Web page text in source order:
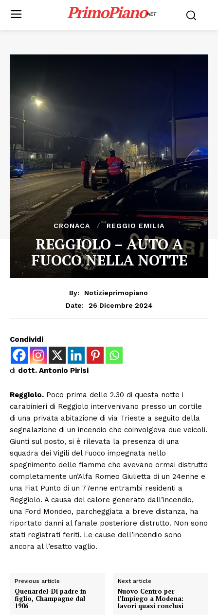
PrimoPianoNET
CRONACA REGGIO EMILIA
REGGIOLO – AUTO A
FUOCO NELLA NOTTE
By:
Notizieprimopiano
Date:
26 Dicembre 2024
Condividi
di dott. Antonio Pirisi
Reggiolo. Poco prima delle 2.30 di questa notte i
carabinieri di Reggiolo intervenivano presso un cortile
di una privata abitazione di via Trieste a seguito della
segnalazione di un incendio che coinvolgeva due veicoli.
Giunti sul posto, si è rilevata la presenza di una
squadra dei Vigili del Fuoco impegnata nello
spegnimento delle fiamme che avevano ormai distrutto
completamente un’Alfa Romeo Giulietta di un 24enne e
una Fiat Punto di un 77enne entrambi residenti a
Reggiolo. A causa del calore generato dall’incendio,
una Ford Mondeo, parcheggiata a breve distanza, ha
riportato danni al fanale posteriore distrutto. Non sono
stati registrati feriti. Le cause dell’incendio sono
ancora al l’esatto vaglio.
Previous article
Quenardel-Di padre in
figlio, Champagne dal
1906
Next article
Nuovo Centro per
l’Impiego a Modena:
lavori quasi conclusi